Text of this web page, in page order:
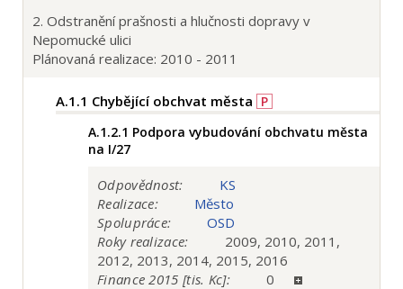
2. Odstranění prašnosti a hlučnosti dopravy v
Nepomucké ulici
Plánovaná realizace: 2010 - 2011
A.1.1 Chybějící obchvat města P
A.1.2.1 Podpora vybudování obchvatu města
na I/27
Odpovědnost:
KS
Realizace:
Město
Spolupráce:
OSD
Roky realizace:
2009, 2010, 2011,
2012, 2013, 2014, 2015, 2016
Finance 2015 [tis. Kc]:
0